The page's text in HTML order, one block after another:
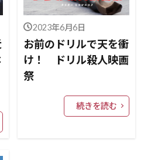
2023年6月6日
お前のドリルで天を衝
け！ ドリル殺人映画
祭
続きを読む